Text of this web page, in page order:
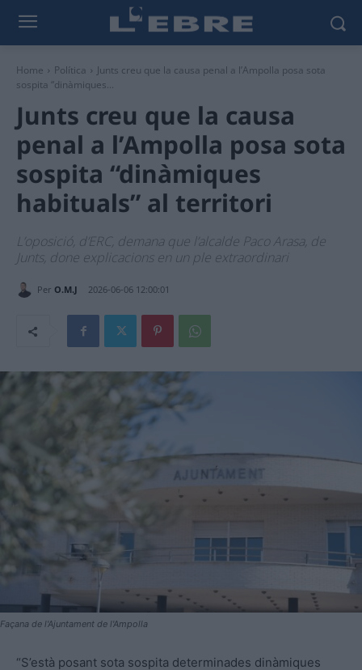
Home Política
Junts creu que la causa penal a l’Ampolla posa sota
sospita “dinàmiques...
Junts creu que la causa
penal a l’Ampolla posa sota
sospita “dinàmiques
habituals” al territori
L’oposició, d’ERC, demana que l’alcalde Paco Arasa, de
Junts, done explicacions en un ple extraordinari
Per O.M.J 2026-06-06 12:00:01
Façana de l'Ajuntament de l'Ampolla
“S’està posant sota sospita determinades dinàmiques